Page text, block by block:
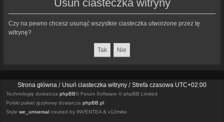
Usuń ciasteczka witryny
Czy na pewno chcesz usunąć wszystkie ciasteczka utworzone przez tę
witrynę?
Strona główna Usuń ciasteczka witryny Strefa czasowa UTC+02:00
Technologię dostarcza phpBB® Forum Software © phpBB Limited
Polski pakiet językowy dostarcza phpBB.pl
Style we_universal created by INVENTEA & v12mike